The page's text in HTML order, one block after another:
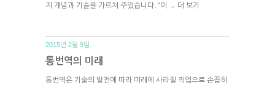
지 개념과 기술을 가르쳐 주었습니다. “이
→ 더 보기
2015년 2월 9일.
통번역의 미래
통번역은 기술의 발전에 따라 미래에 사라질 직업으로 손꼽히